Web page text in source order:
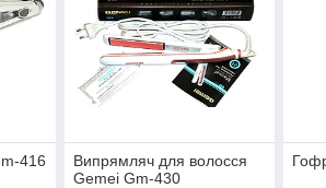
416
Випрямляч для волосся
Gemei Gm-430